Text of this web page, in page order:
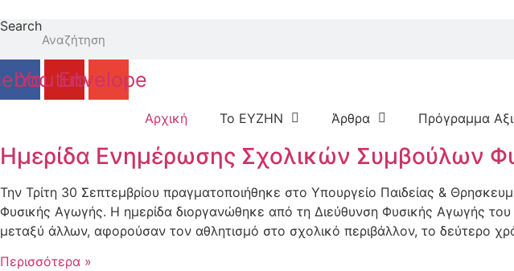
στο
περιεχόμενο
Search
YoutubeEnvelope
Αρχική Το ΕΥΖΗΝ Άρθρα Πρόγραμμα
Ημερίδα Ενημέρωσης Σχολικών Συμβούλων
Την Τρίτη 30 Σεπτεμβρίου πραγματοποιήθηκε στο Υπουργείο Παιδείας &
Φυσικής Αγωγής. Η ημερίδα διοργανώθηκε από τη Διεύθυνση Φυσικής Αγωγής
μεταξύ άλλων, αφορούσαν τον αθλητισμό στο σχολικό περιβάλλον, το δεύτερο
Περισσότερα »